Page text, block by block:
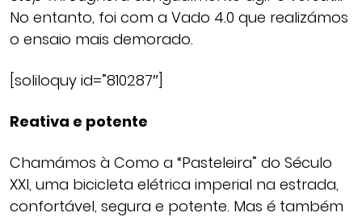
No entanto, foi com a Vado 4.0 que realizámos
o ensaio mais demorado.
[soliloquy id=”810287″]
Reativa e potente
Chamámos à Como a “Pasteleira” do Século
XXI, uma bicicleta elétrica imperial na estrada,
confortável, segura e potente. Mas é também